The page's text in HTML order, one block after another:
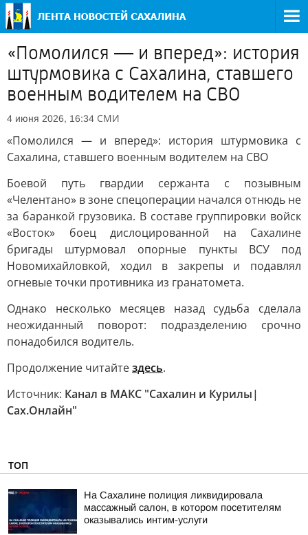
«Помолился — и вперед»: история
штурмовика с Сахалина, ставшего
военным водителем на СВО
4 июня 2026, 16:34 СМИ
«Помолился — и вперед»: история штурмовика с
Сахалина, ставшего военным водителем на СВО
Боевой путь гвардии сержанта с позывным
«Челентано» в зоне спецоперации начался отнюдь не
за баранкой грузовика. В составе группировки войск
«Восток» боец дислоцированной на Сахалине
бригады штурмовал опорные пункты ВСУ под
Новомихайловкой, ходил в закрепы и подавлял
огневые точки противника из гранатомета.
Однако несколько месяцев назад судьба сделала
неожиданный поворот: подразделению срочно
понадобился водитель.
Продолжение читайтездесь.
Источник: Канал в МАКС "Сахалин и Курилы|
Сах.Онлайн"
ТОП
На Сахалине полиция ликвидировала
массажный салон, в котором посетителям
оказывались интим-услуги